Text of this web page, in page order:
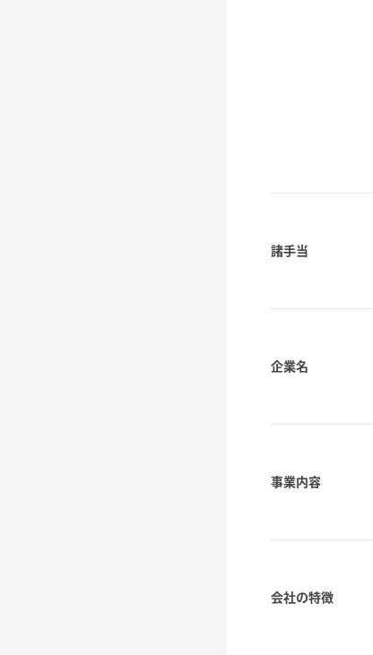
諸手当
企業名
事業内容
会社の特徴